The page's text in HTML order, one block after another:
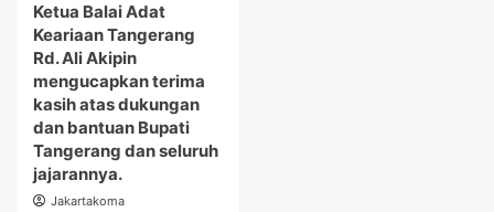
Ketua Balai Adat
Keariaan Tangerang
Rd. Ali Akipin
mengucapkan terima
kasih atas dukungan
dan bantuan Bupati
Tangerang dan seluruh
jajarannya.
Jakartakoma